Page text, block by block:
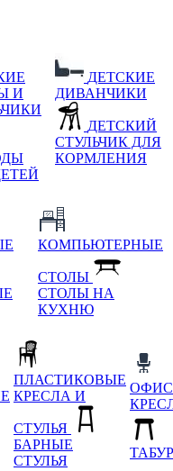
И
ДЕТСКИЕ
ДИВАНЧИКИ
ДЕТСКИЙ
СТУЛЬЧИК ДЛЯ
КОРМЛЕНИЯ
КОМПЬЮТЕРНЫЕ
СТОЛЫ
СТОЛЫ НА
КУХНЮ
ПЛАСТИКОВЫЕ
КРЕСЛА И
СТУЛЬЯ
БАРНЫЕ
СТУЛЬЯ